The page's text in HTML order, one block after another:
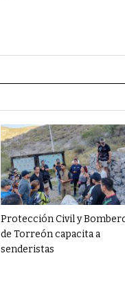
Protección Civil y
de Torreón capacita a
senderistas